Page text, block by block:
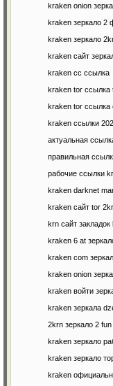
kraken onion
kraken зеркало 2
kraken зеркало
kraken сайт
kraken cc ссылка
kraken tor ссылка
kraken tor ссылка
kraken ссылки
актуальная
правильная
рабочие ссылки
kraken darknet
kraken сайт tor
krn сайт
kraken 6 at
kraken com
kraken onion
kraken войти
kraken зеркала
2krn зеркало 2
kraken зеркало
kraken зеркало
kraken